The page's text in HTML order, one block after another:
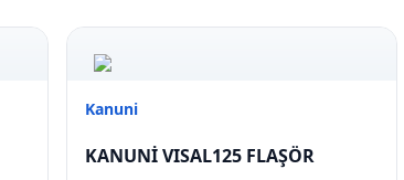
Kanuni
KANUNİ VISAL125 FLAŞÖR